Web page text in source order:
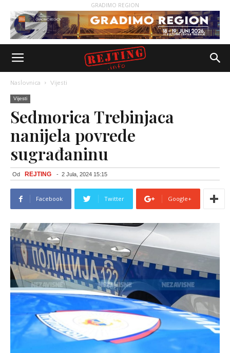
GRADIMO REGION
Naslovnica Vijesti
Vijesti
Sedmorica Trebinjaca
nanijela povrede
sugrađaninu
Od REJTING - 2 Jula, 2024 15:15
Facebook Twitter Google+